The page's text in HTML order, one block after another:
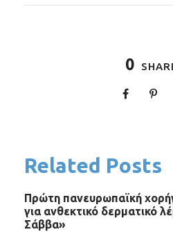
0
Related Posts
Πρώτη πανευρωπαϊκή
για ανθεκτικό δερματικό
Σάββα»